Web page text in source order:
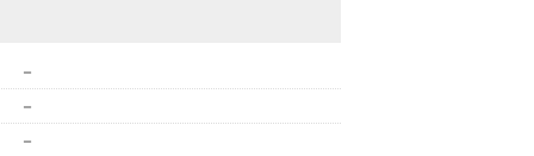
－
－
－